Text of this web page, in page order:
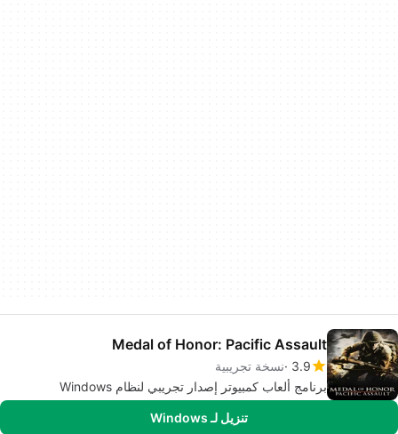
Medal of Honor: Pacific Assault
3.9 نسخة تجريبية
برنامج ألعاب كمبيوتر إصدار تجريبي لنظام Windows
تنزيل لـ Windows